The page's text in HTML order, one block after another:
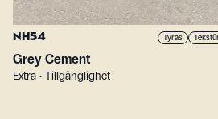
NH54 Tyras
Grey Cement
Extra • Tillgänglighet